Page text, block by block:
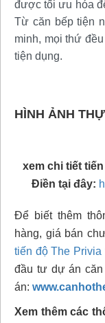
được tối ưu hóa
Từ căn bếp tiện
minh, mọi thứ
tiện dụng.
HÌNH ẢNH
xem chi tiết
Điền tại đây:
Để biết thêm
hàng, giá bán
tiến độ The Privia
đầu tư dự án
án:
Xem thêm các